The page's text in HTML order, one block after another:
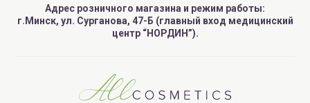
Адрес розничного магазина и режим работы:
г.Минск, ул. Сурганова, 47-Б (главный вход медицинский
центр “НОРДИН”).